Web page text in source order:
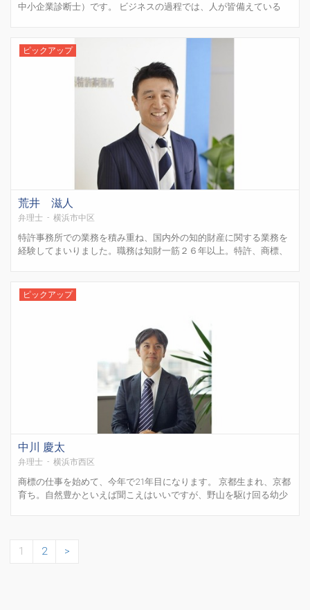
中小企業診断士）です。 ビジネスの過程では、人が皆備えている
生み出すことができます。 知的資産は誰もが利用したいと思うか
け...
ピックアップ
荒井 滋人
弁理士 - 横浜市中区
特許事務所での業務を積み重ね、国内外の知的財産に関する業務を
経験してまいりました。職務は知財一筋２６年以上。特許、商標、
経験してきました。 クライアント様に安心してお気軽にご相談い...
ピックアップ
中川 慶太
弁理士 - 横浜市西区
商標の仕事を始めて、今年で21年目になります。 京都生まれ、京都
育ち。自然豊かといえば聞こえはいいですが、野山を駆け回る幼少
1 2 >